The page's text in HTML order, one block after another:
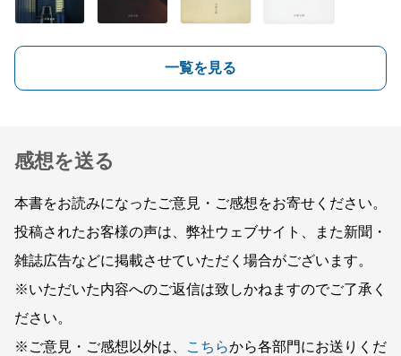
一覧を見る
感想を送る
本書をお読みになったご意見・ご感想をお寄せください。
投稿されたお客様の声は、弊社ウェブサイト、また新聞・
雑誌広告などに掲載させていただく場合がございます。
※いただいた内容へのご返信は致しかねますのでご了承く
ださい。
※ご意見・ご感想以外は、
こちらから各部門にお送りくだ